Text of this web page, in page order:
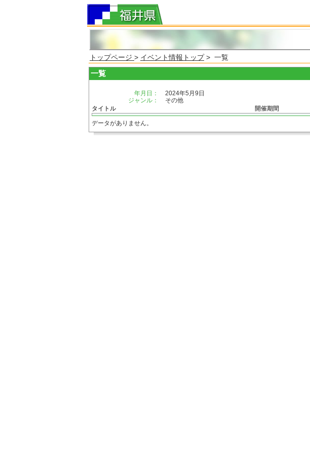
トップページ > イベント情報トップ> 一覧
一覧
年月日：
2024年5月9日
ジャンル：
その他
タイトル
開催期間
データがありません。